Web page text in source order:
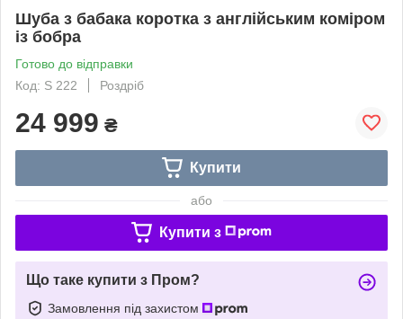
Шуба з бабака коротка з англійським коміром
із бобра
Готово до відправки
Код: S 222
Роздріб
24 999 ₴
Купити
або
Купити з
Що таке купити з Пром?
Замовлення під захистом